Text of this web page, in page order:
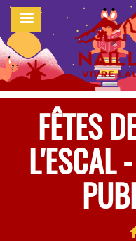
Aller
contenu
principal
MENU
FÊTES
L'ESCAL